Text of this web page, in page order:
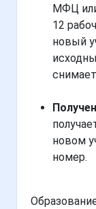
МФЦ
12
новый
новом
номер.